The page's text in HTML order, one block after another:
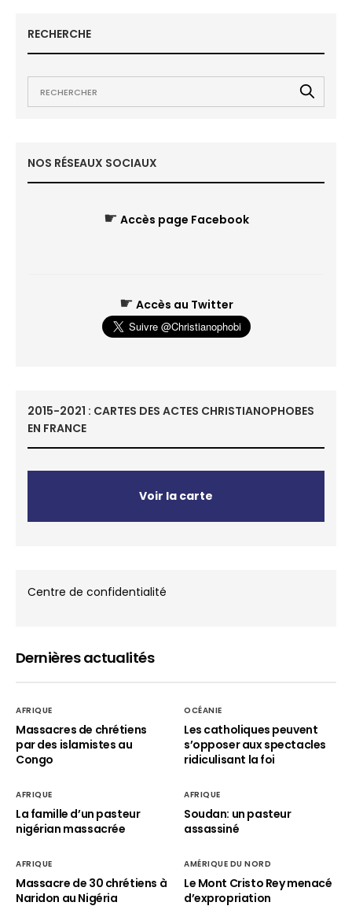
RECHERCHE
NOS RÉSEAUX SOCIAUX
☛ Accès page Facebook
☛ Accès au Twitter
2015-2021 : CARTES DES ACTES CHRISTIANOPHOBES
EN FRANCE
Voir la carte
Centre de confidentialité
Dernières actualités
AFRIQUE
Massacres de chrétiens
par des islamistes au
Congo
OCÉANIE
Les catholiques peuvent
s’opposer aux spectacles
ridiculisant la foi
AFRIQUE
La famille d’un pasteur
nigérian massacrée
AFRIQUE
Soudan: un pasteur
assassiné
AFRIQUE
Massacre de 30 chrétiens à
Naridon au Nigéria
AMÉRIQUE DU NORD
Le Mont Cristo Rey menacé
d’expropriation